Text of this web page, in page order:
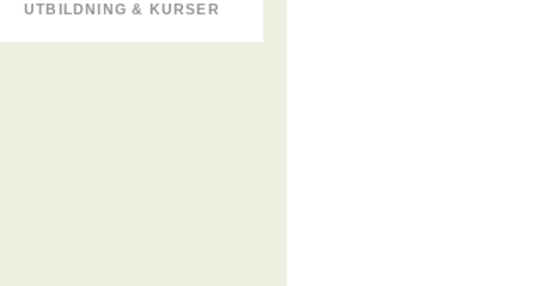
UTBILDNING & KURSER